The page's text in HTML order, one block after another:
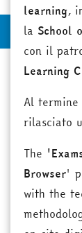
learning,
la School
con il
Learning
Al
rilasciato
The
Browser'
with the